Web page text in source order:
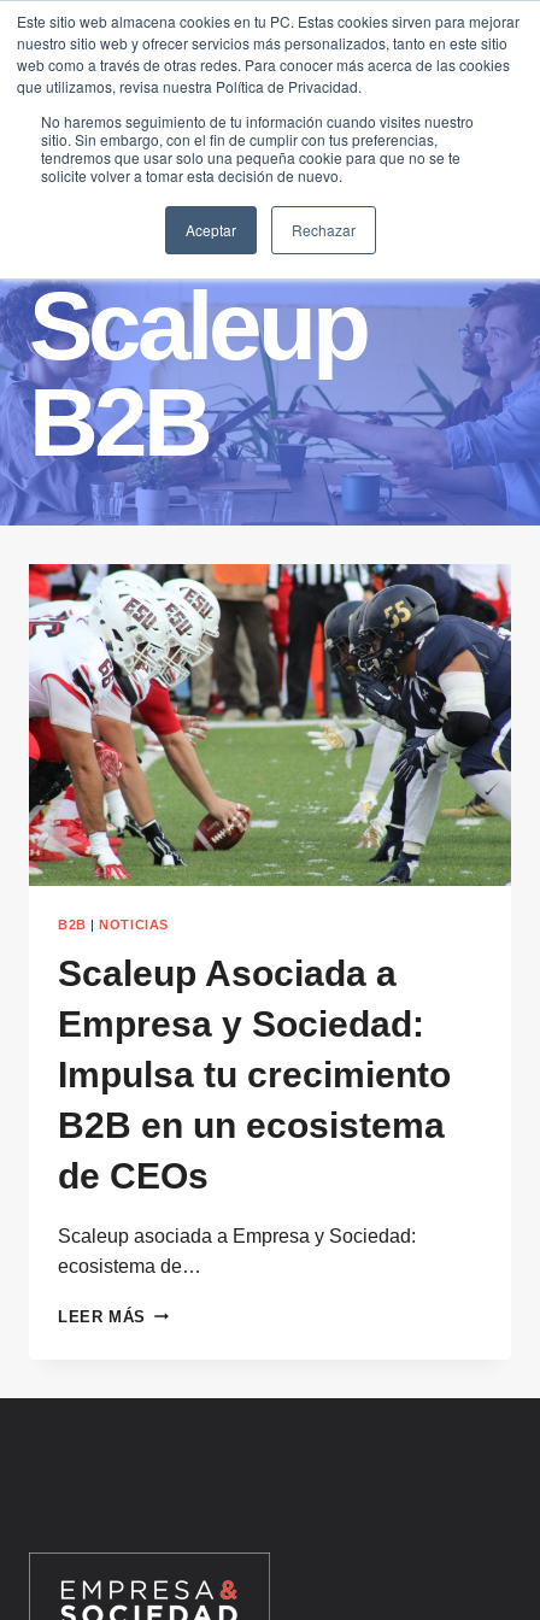
Este sitio web almacena cookies en tu PC. Estas cookies sirven para mejorar
nuestro sitio web y ofrecer servicios más personalizados, tanto en este sitio
web como a través de otras redes. Para conocer más acerca de las cookies
que utilizamos, revisa nuestra Política de Privacidad.
No haremos seguimiento de tu información cuando visites nuestro
sitio. Sin embargo, con el fin de cumplir con tus preferencias,
tendremos que usar solo una pequeña cookie para que no se te
solicite volver a tomar esta decisión de nuevo.
Aceptar Rechazar
Saltar
contenido
Scaleup
B2B
B2B |NOTICIAS
Scaleup Asociada a
Empresa y Sociedad:
Impulsa tu crecimiento
B2B en un ecosistema
de CEOs
Scaleup asociada a Empresa y Sociedad:
ecosistema de…
LEER MÁS SCALEUP
EN
ECOSISTEMA
Traducir »